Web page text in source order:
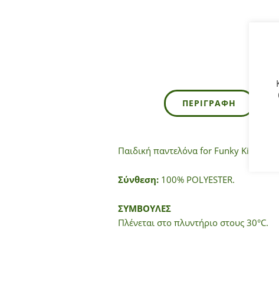
ΠΕΡΙΓΡΑΦΉ
Παιδική παντελόνα for Funky Kids
Σύνθεση:100% POLYESTER.
ΣΥΜΒΟΥΛΕΣ
Πλένεται στο πλυντήριο στους 30°C.